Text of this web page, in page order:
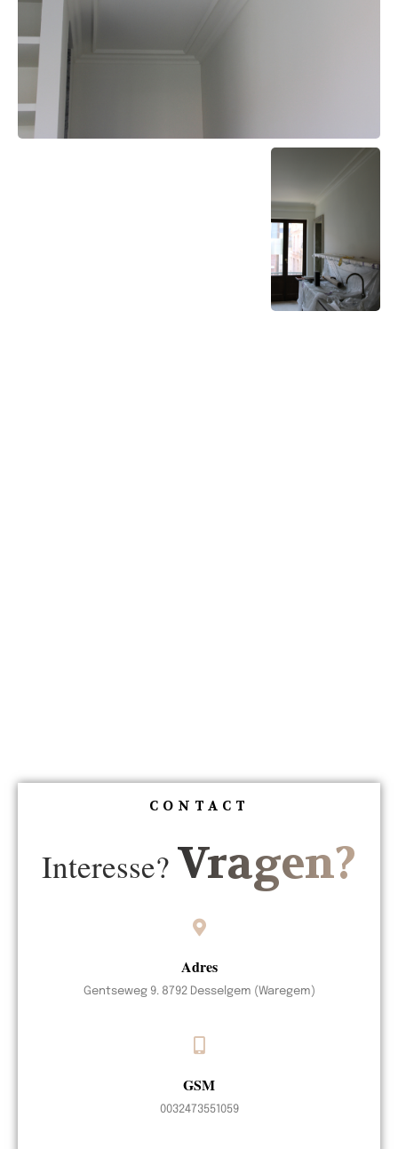
CONTACT
Interesse? Vragen?
Adres
Gentseweg 9. 8792 Desselgem (Waregem)
GSM
0032473551059